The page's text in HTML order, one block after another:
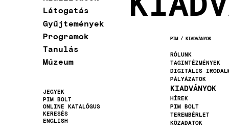
Látogatás
Gyűjtemények
Programok
Tanulás
Múzeum
Másodlagos
navigáció
JEGYEK
PIM BOLT
ONLINE KATALÓGUS
KERESÉS
ENGLISH
PIM KIADVÁNYOK
RÓLUNK
TAGINTÉZMÉNYEK
DIGITÁLIS
PÁLYÁZATOK
KIADVÁNYOK
HÍREK
PIM BOLT
TEREMBÉRLET
KÖZADATOK